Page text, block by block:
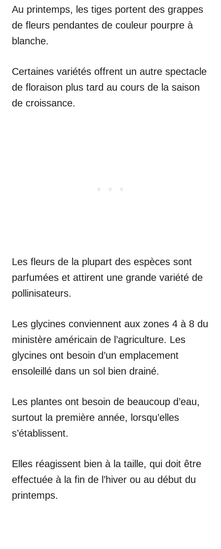
Au printemps, les tiges portent des grappes
de fleurs pendantes de couleur pourpre à
blanche.
Certaines variétés offrent un autre spectacle
de floraison plus tard au cours de la saison
de croissance.
Les fleurs de la plupart des espèces sont
parfumées et attirent une grande variété de
pollinisateurs.
Les glycines conviennent aux zones 4 à 8 du
ministère américain de l’agriculture. Les
glycines ont besoin d’un emplacement
ensoleillé dans un sol bien drainé.
Les plantes ont besoin de beaucoup d’eau,
surtout la première année, lorsqu’elles
s’établissent.
Elles réagissent bien à la taille, qui doit être
effectuée à la fin de l’hiver ou au début du
printemps.